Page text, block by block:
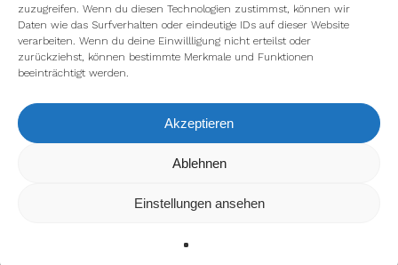
zuzugreifen. Wenn du diesen Technologien zustimmst, können wir
Daten wie das Surfverhalten oder eindeutige IDs auf dieser Website
verarbeiten. Wenn du deine Einwillligung nicht erteilst oder
zurückziehst, können bestimmte Merkmale und Funktionen
beeinträchtigt werden.
Akzeptieren
Ablehnen
Einstellungen ansehen
Wir verwenden Cookies, um dir die bestmögliche Erfahrung auf
kannst du erfahren, welche Cookies wir
verwenden oder sie ausschalten.